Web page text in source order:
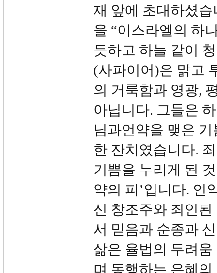
재 앞에 초대하셨
을 “이스라엘의 하
듯하고 하늘 같이
(사파이어)은 맑고
의 거룩함과 영광,
아닙니다. 그들은
님과언약을 맺은
한 잔치였습니다.
기쁨을 누리게 된
약의 피’입니다. 언
신 창조주와 죄인
서 믿음과 순종과
삶은 율법의 두려
며 동행하는 은혜